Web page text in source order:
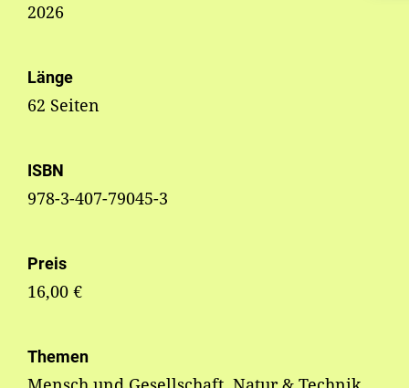
2026
Länge
62 Seiten
ISBN
978-3-407-79045-3
Preis
16,00 €
Themen